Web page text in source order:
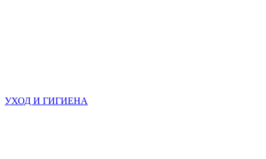
УХОД И ГИГИЕНА